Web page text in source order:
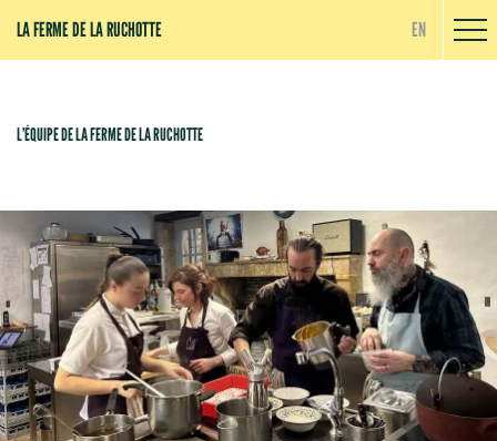
LA FERME DE LA RUCHOTTE EN
L’ÉQUIPE DE LA FERME DE LA RUCHOTTE